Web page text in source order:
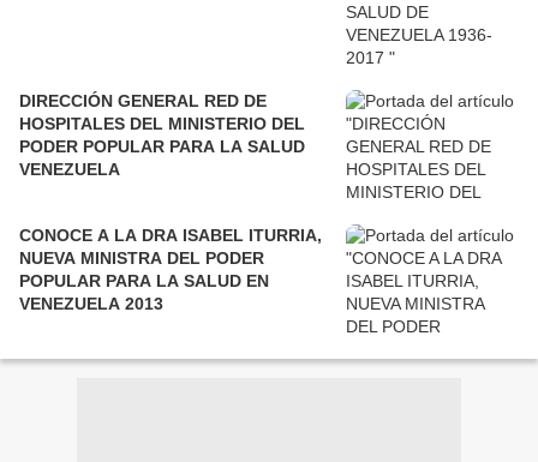
DIRECCIÓN GENERAL RED DE
HOSPITALES DEL MINISTERIO DEL
PODER POPULAR PARA LA SALUD
VENEZUELA
CONOCE A LA DRA ISABEL ITURRIA,
NUEVA MINISTRA DEL PODER
POPULAR PARA LA SALUD EN
VENEZUELA 2013